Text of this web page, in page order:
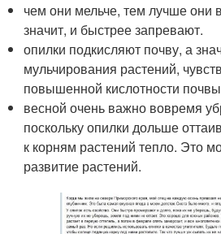
чем они мельче, тем лучше они
значит, и быстрее запревают.
опилки подкисляют почву, а
мульчирования растений,
повышенной кислотности
весной очень важно вовремя
поскольку опилки дольше
к корням растений тепло. Это
развитие растений.